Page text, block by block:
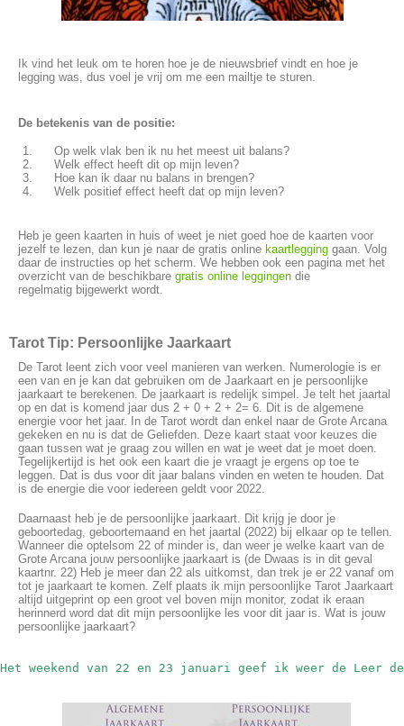
Ik vind het leuk om te horen hoe je de nieuwsbrief vindt en hoe je
legging was, dus voel je vrij om me een mailtje te sturen.
De betekenis van de positie:
Op welk vlak ben ik nu het meest uit balans?
Welk effect heeft dit op mijn leven?
Hoe kan ik daar nu balans in brengen?
Welk positief effect heeft dat op mijn leven?
Heb je geen kaarten in huis of weet je niet goed hoe de kaarten voor
jezelf te lezen, dan kun je naar de gratis online kaartlegging gaan. Volg
daar de instructies op het scherm. We hebben ook een pagina met het
overzicht van de beschikbare gratis online leggingen die
regelmatig bijgewerkt wordt.
Tarot Tip: Persoonlijke Jaarkaart
De Tarot leent zich voor veel manieren van werken. Numerologie is er
een van en je kan dat gebruiken om de Jaarkaart en je persoonlijke
jaarkaart te berekenen. De jaarkaart is redelijk simpel. Je telt het jaartal
op en dat is komend jaar dus 2 + 0 + 2 + 2= 6. Dit is de algemene
energie voor het jaar. In de Tarot wordt dan enkel naar de Grote Arcana
gekeken en nu is dat de Geliefden. Deze kaart staat voor keuzes die
gaan tussen wat je graag zou willen en wat je weet dat je moet doen.
Tegelijkertijd is het ook een kaart die je vraagt je ergens op toe te
leggen. Dat is dus voor dit jaar balans vinden en weten te houden. Dat
is de energie die voor iedereen geldt voor 2022.
Daarnaast heb je de persoonlijke jaarkaart. Dit krijg je door je
geboortedag, geboortemaand en het jaartal (2022) bij elkaar op te tellen.
Wanneer die optelsom 22 of minder is, dan weer je welke kaart van de
Grote Arcana jouw persoonlijke jaarkaart is (de Dwaas is in dit geval
kaartnr. 22) Heb je meer dan 22 als uitkomst, dan trek je er 22 vanaf om
tot je jaarkaart te komen. Zelf plaats ik mijn persoonlijke Tarot Jaarkaart
altijd uitgeprint op een groot vel boven mijn monitor, zodat ik eraan
herinnerd word dat dit mijn persoonlijke les voor dit jaar is. Wat is jouw
persoonlijke jaarkaart?
Het weekend van 22 en 23 januari geef ik weer de